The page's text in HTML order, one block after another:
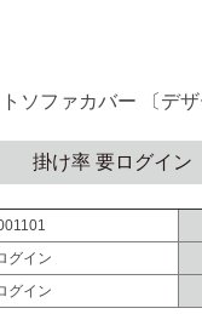
ソファカバー 〔デ
掛け率 要ログイン
グイン
グイン